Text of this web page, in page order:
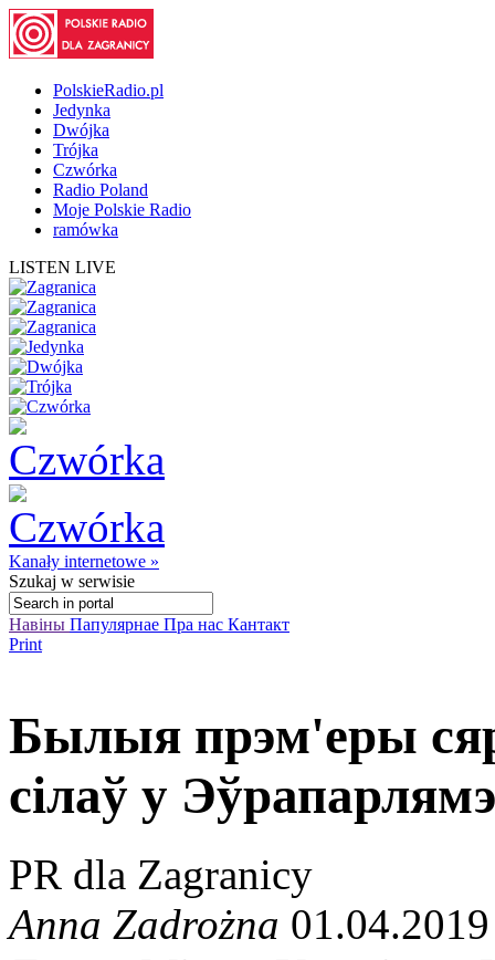
PolskieRadio.pl
Jedynka
Dwójka
Trójka
Czwórka
Radio Poland
Moje Polskie Radio
ramówka
LISTEN LIVE
Kanały internetowe »
Szukaj w serwisie
Навіны Папулярнае Пра нас Кантакт
Print
Былыя прэм'еры
сілаў у
PR dla Zagranicy
Anna Zadrożna